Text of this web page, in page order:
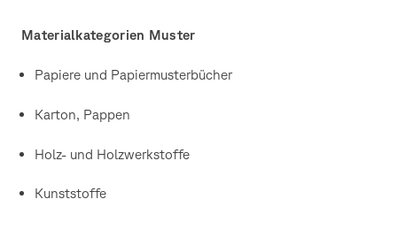
Materialkategorien Muster
Papiere und Papiermusterbücher
Karton, Pappen
Holz- und Holzwerkstoffe
Kunststoffe